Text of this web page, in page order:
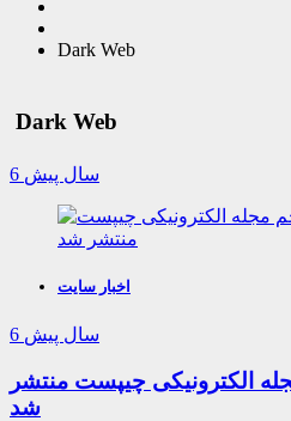
Dark Web
Dark Web
6 سال پیش
اخبار سایت
6 سال پیش
الکترونیکی چیپست منتشر
شد